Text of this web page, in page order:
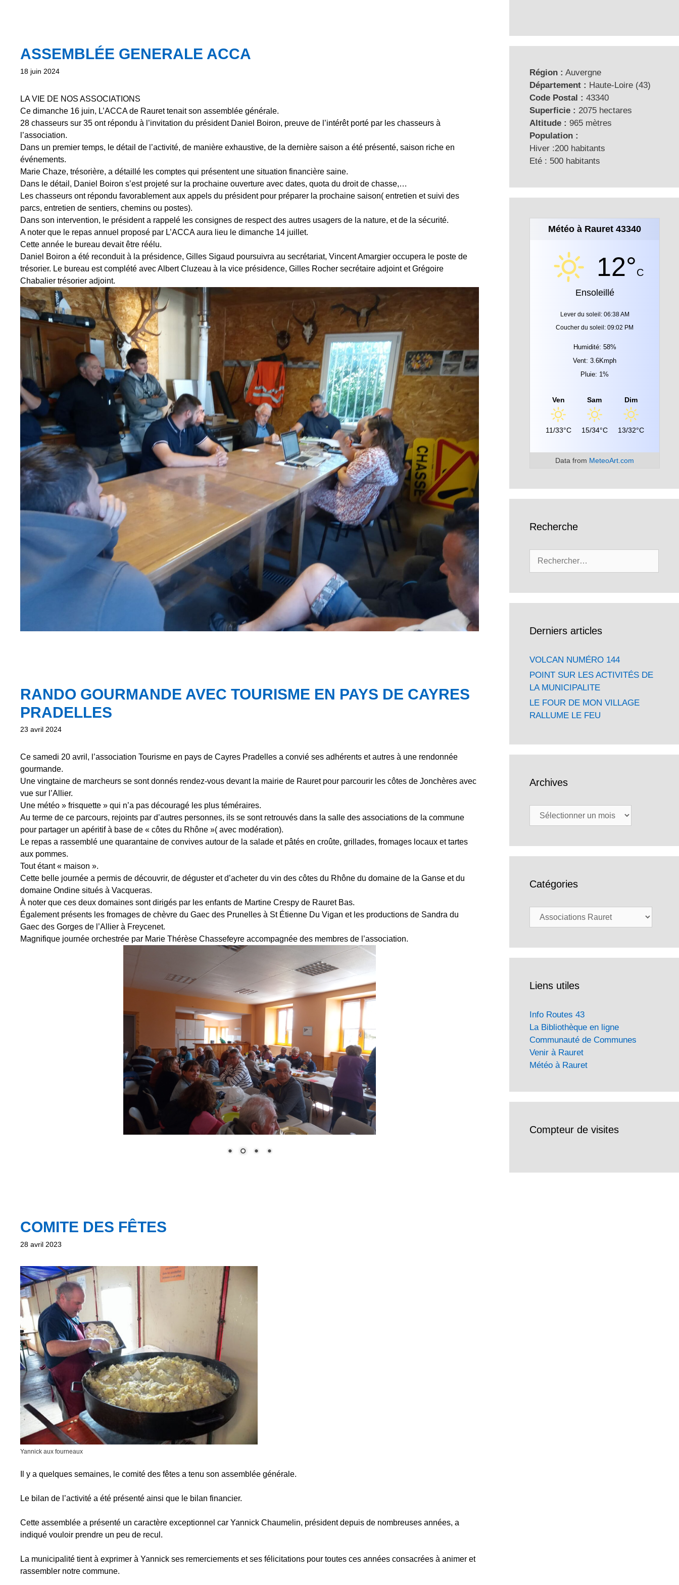
ASSEMBLÉE GENERALE ACCA
18 juin 2024
LA VIE DE NOS ASSOCIATIONS
Ce dimanche 16 juin, L’ACCA de Rauret tenait son assemblée générale.
28 chasseurs sur 35 ont répondu à l’invitation du président Daniel Boiron, preuve de l’intérêt porté par les chasseurs à
l’association.
Dans un premier temps, le détail de l’activité, de manière exhaustive, de la dernière saison a été présenté, saison riche en
événements.
Marie Chaze, trésorière, a détaillé les comptes qui présentent une situation financière saine.
Dans le détail, Daniel Boiron s’est projeté sur la prochaine ouverture avec dates, quota du droit de chasse,…
Les chasseurs ont répondu favorablement aux appels du président pour préparer la prochaine saison( entretien et suivi des
parcs, entretien de sentiers, chemins ou postes).
Dans son intervention, le président a rappelé les consignes de respect des autres usagers de la nature, et de la sécurité.
A noter que le repas annuel proposé par L’ACCA aura lieu le dimanche 14 juillet.
Cette année le bureau devait être réélu.
Daniel Boiron a été reconduit à la présidence, Gilles Sigaud poursuivra au secrétariat, Vincent Amargier occupera le poste de
trésorier. Le bureau est complété avec Albert Cluzeau à la vice présidence, Gilles Rocher secrétaire adjoint et Grégoire
Chabalier trésorier adjoint.
RANDO GOURMANDE AVEC TOURISME EN PAYS DE CAYRES
PRADELLES
23 avril 2024
Ce samedi 20 avril, l’association Tourisme en pays de Cayres Pradelles a convié ses adhérents et autres à une rendonnée
gourmande.
Une vingtaine de marcheurs se sont donnés rendez-vous devant la mairie de Rauret pour parcourir les côtes de Jonchères avec
vue sur l’Allier.
Une météo » frisquette » qui n’a pas découragé les plus téméraires.
Au terme de ce parcours, rejoints par d’autres personnes, ils se sont retrouvés dans la salle des associations de la commune
pour partager un apéritif à base de « côtes du Rhône »( avec modération).
Le repas a rassemblé une quarantaine de convives autour de la salade et pâtés en croûte, grillades, fromages locaux et tartes
aux pommes.
Tout étant « maison ».
Cette belle journée a permis de découvrir, de déguster et d’acheter du vin des côtes du Rhône du domaine de la Ganse et du
domaine Ondine situés à Vacqueras.
À noter que ces deux domaines sont dirigés par les enfants de Martine Crespy de Rauret Bas.
Également présents les fromages de chèvre du Gaec des Prunelles à St Étienne Du Vigan et les productions de Sandra du
Gaec des Gorges de l’Allier à Freycenet.
Magnifique journée orchestrée par Marie Thérèse Chassefeyre accompagnée des membres de l’association.
COMITE DES FÊTES
28 avril 2023
Yannick aux fourneaux
Il y a quelques semaines, le comité des fêtes a tenu son assemblée générale.
Le bilan de l’activité a été présenté ainsi que le bilan financier.
Cette assemblée a présenté un caractère exceptionnel car Yannick Chaumelin, président depuis de nombreuses années, a
indiqué vouloir prendre un peu de recul.
La municipalité tient à exprimer à Yannick ses remerciements et ses félicitations pour toutes ces années consacrées à animer et
rassembler notre commune.
Région : Auvergne
Département : Haute-Loire (43)
Code Postal : 43340
Superficie : 2075 hectares
Altitude : 965 mètres
Population :
Hiver :200 habitants
Eté : 500 habitants
Météo à Rauret 43340
12°C
Ensoleillé
Lever du soleil: 06:38 AM
Coucher du soleil: 09:02 PM
Humidité: 58%
Vent: 3.6Kmph
Pluie: 1%
Ven
11/33°C
Sam
15/34°C
Dim
13/32°C
Data from MeteoArt.com
Recherche
Derniers articles
VOLCAN NUMÉRO 144
POINT SUR LES ACTIVITÉS DE
LA MUNICIPALITE
LE FOUR DE MON VILLAGE
RALLUME LE FEU
Archives
Archives
Catégories
Catégories
Liens utiles
Info Routes 43
La Bibliothèque en ligne
Communauté de Communes
Venir à Rauret
Météo à Rauret
Compteur de visites